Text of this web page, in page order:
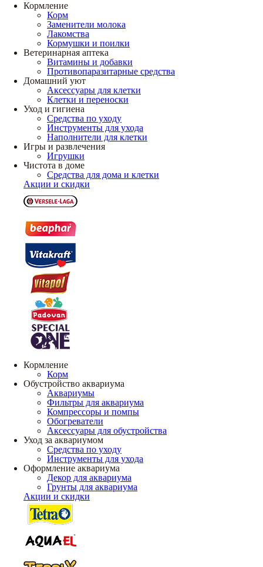
Кормление
Корм
Заменители молока
Лакомства
Кормушки и поилки
Ветеринарная аптека
Витамины и добавки
Противопаразитарные средства
Домашний уют
Аксессуары для клетки
Клетки и переноски
Уход и гигиена
Средства по уходу
Инструменты для ухода
Наполнители для клетки
Игры и развлечения
Игрушки
Чистота в доме
Средства для дома и клетки
Акции и скидки
Кормление
Корм
Обустройство аквариума
Аквариумы
Фильтры для аквариума
Компрессоры и помпы
Обогреватели
Аксессуары для обустройства
Уход за аквариумом
Средства по уходу
Инструменты для ухода
Оформление аквариума
Декор для аквариума
Грунты для аквариума
Акции и скидки